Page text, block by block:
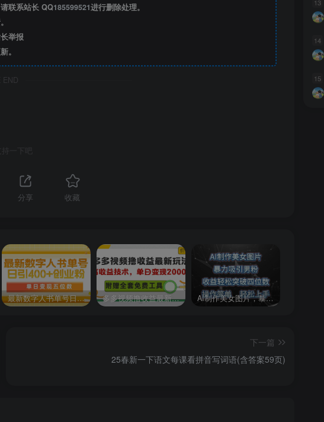
剩21
载高清完整文档
联系站长 QQ185599521进行删除处理。
举报
。
END
持一下吧
分享 收藏
最新数字人书单号日400+创业粉，单日变现五位数，市面卖5980附软件和详… 多多视频撸收益最新玩法，高收益技术，单日变现2000+，附赠全套技术资料 AI制作美女图片，暴力吸引男粉，收益轻松突破四位数，操作简单 上手难度低
下一篇
25春新一下语文每课看拼音写词语(含答案59页)
13
14
15